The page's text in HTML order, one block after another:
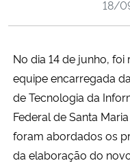
Ministério do Meio Ambiente
Ministério do Turismo
18/
No dia 14 de junho,
equipe encarregada
de Tecnologia da
Federal de Santa
foram abordados os
da elaboração do